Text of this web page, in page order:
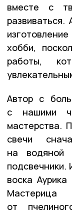
вместе с
развиваться.
хобби,
работы,
Автор с
с нашими
мастерства.
свечи
на водяной
подсвечники.
воска
Мастерица
от